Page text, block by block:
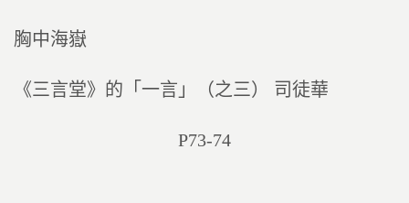
胸中海嶽
《三言堂》的「一言」（之三） 司徒華
P73-74